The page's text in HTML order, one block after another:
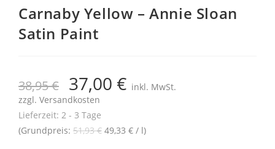
Carnaby Yellow – Annie Sloan
Satin Paint
38,95€ 37,00 € inkl. MwSt.
zzgl. Versandkosten
Lieferzeit: 2 - 3 Tage
(Grundpreis: 51,93€ 49,33 € / l)